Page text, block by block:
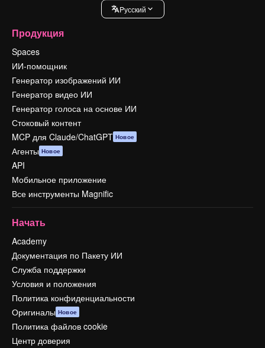
Pусский
Продукция
Spaces
ИИ-помощник
Генератор изображений ИИ
Генератор видео ИИ
Генератор голоса на основе ИИ
Стоковый контент
MCP для Claude/ChatGPT Новое
Агенты Новое
API
Мобильное приложение
Все инструменты Magnific
Начать
Academy
Документация по Пакету ИИ
Служба поддержки
Условия и положения
Политика конфиденциальности
Оригиналы Новое
Политика файлов cookie
Центр доверия